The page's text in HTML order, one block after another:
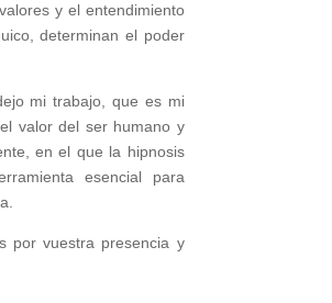
y el entendimiento
determinan el poder
mi trabajo, que es mi
valor del ser humano y
en el que la hipnosis
esencial para
por vuestra presencia y